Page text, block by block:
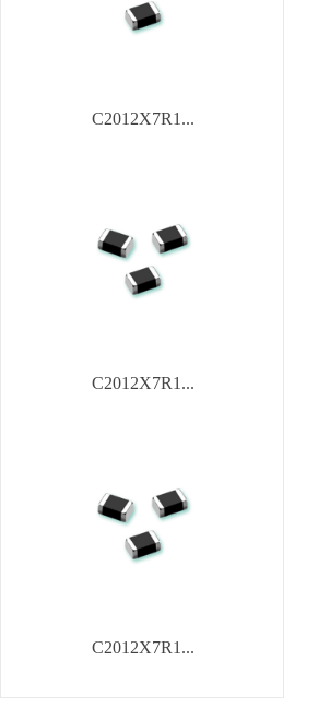
C2012X7R1...
C2012X7R1...
C2012X7R1...